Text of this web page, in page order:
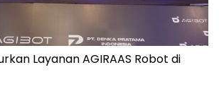
Layanan AGIRAAS Robot di